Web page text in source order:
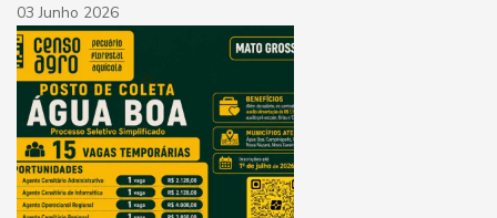
03 Junho 2026